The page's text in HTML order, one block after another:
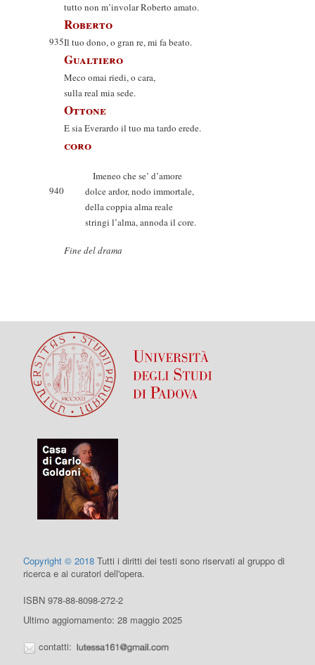
tutto non m’involar Roberto amato.
Roberto
935Il tuo dono, o gran re, mi fa beato.
Gualtiero
Meco omai riedi, o cara,
sulla real mia sede.
Ottone
E sia Everardo il tuo ma tardo erede.
coro
Imeneo che se’ d’amore
940
dolce ardor, nodo immortale,
della coppia alma reale
stringi l’alma, annoda il core.
Fine del drama
Copyright © 2018 Tutti i diritti dei testi sono riservati al gruppo di
ricerca e ai curatori dell'opera.
ISBN 978-88-8098-272-2
Ultimo aggiornamento: 28 maggio 2025
contatti: